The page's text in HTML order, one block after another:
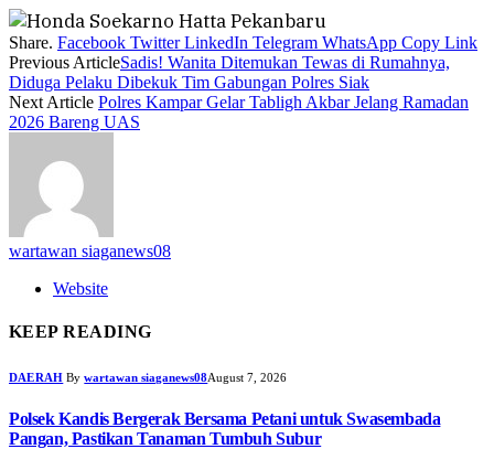
Share. Facebook Twitter LinkedIn Telegram WhatsApp Copy Link
Previous ArticleSadis! Wanita Ditemukan Tewas di Rumahnya,
Diduga Pelaku Dibekuk Tim Gabungan Polres Siak
Next Article Polres Kampar Gelar Tabligh Akbar Jelang Ramadan
2026 Bareng UAS
wartawan siaganews08
Website
KEEP READING
DAERAH By wartawan siaganews08August 7, 2026
Polsek Kandis Bergerak Bersama Petani untuk Swasembada
Pangan, Pastikan Tanaman Tumbuh Subur